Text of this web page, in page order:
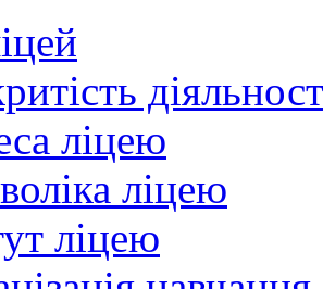
ліцею
ліцею
ліцею